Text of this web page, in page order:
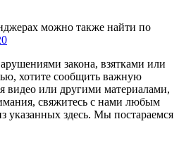
можно также найти по
закона, взятками или
хотите сообщить важную
видео или другими материалами,
свяжитесь с нами любым
указанных здесь. Мы постараемся